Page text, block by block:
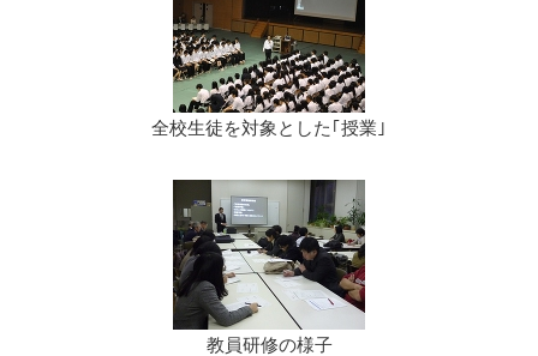
全校生徒を対象とした｢授業｣
教員研修の様子